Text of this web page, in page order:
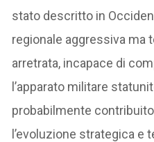
stato descritto in
regionale aggressiva ma
arretrata, incapace di
l’apparato militare
probabilmente
l’evoluzione strategica e